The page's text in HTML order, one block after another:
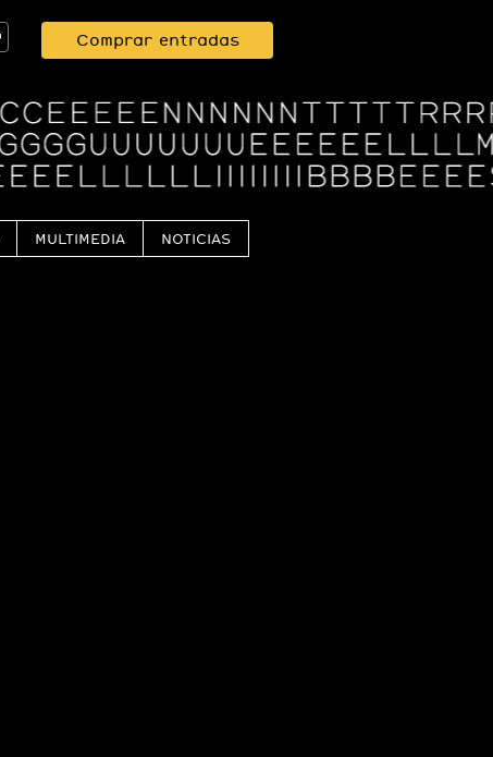
Comprar entradas
MULTIMEDIA NOTICIAS